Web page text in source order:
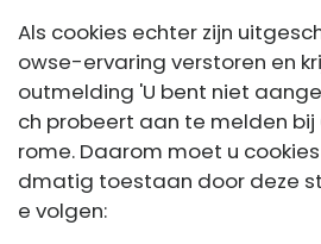
Als cookies echter zijn
owse-ervaring verstoren en
outmelding 'U bent niet
ch probeert aan te melden bij
rome. Daarom moet u
dmatig toestaan ​​door deze
e volgen: